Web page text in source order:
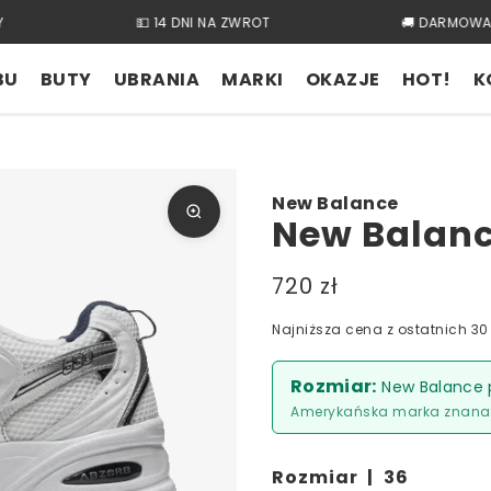
💵 14 DNI NA ZWROT 🚚 DARMOWA
BUTY UBRANIA MARKI OKAZJE HOT!
New Balance
New
720 zł
Najniższa cena z ostatnich 30
Rozmiar: New
Amerykańska marka
Rozmiar | 36